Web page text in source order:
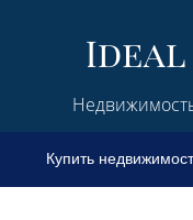
Купить